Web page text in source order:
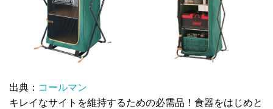
出典： コールマン
キレイなサイトを維持するための必需品！食器をはじめと